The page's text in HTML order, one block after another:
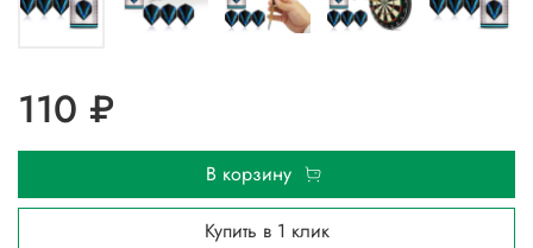
110 ₽
В корзину
Купить в 1 клик